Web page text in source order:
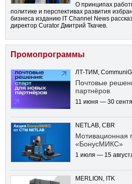
О принципах
политике и перспективах развития
бизнеса изданию IT Channel News
директор Curator Дмитрий Ткачев.
Промопрограммы
ЛТ-ТИМ,
Почтовые
партнёров
11 июня — 30
NETLAB, CBR
Мотивационная
«БонусМИКС»
1 июля — 15
MERLION, ITK